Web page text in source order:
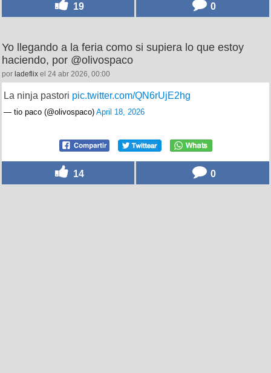
19 0
Yo llegando a la feria como si supiera lo que estoy
haciendo, por @olivospaco
por ladeflix el 24 abr 2026, 00:00
La ninja pastori pic.twitter.com/QN6rUjE2hg
— tio paco (@olivospaco) April 18, 2026
14 0